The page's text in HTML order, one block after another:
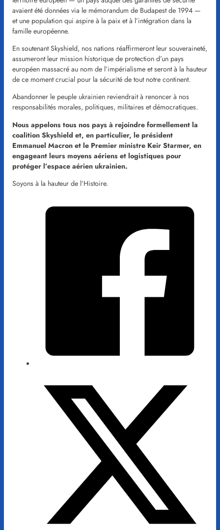
avaient été données via le mémorandum de Budapest de 1994 —
et une population qui aspire à la paix et à l’intégration dans la
famille européenne.
En soutenant Skyshield, nos nations réaffirmeront leur souveraineté,
assumeront leur mission historique de protection d’un pays
européen massacré au nom de l’impérialisme et seront à la hauteur
de ce moment crucial pour la sécurité de tout notre continent.
Abandonner le peuple ukrainien reviendrait à renoncer à nos
responsabilités morales, politiques, militaires et démocratiques.
Nous appelons tous nos pays à rejoindre formellement la
coalition Skyshield et, en particulier, le président
Emmanuel Macron et le Premier ministre Keir Starmer, en
engageant leurs moyens aériens et logistiques pour
protéger l’espace aérien ukrainien.
Soyons à la hauteur de l’Histoire.